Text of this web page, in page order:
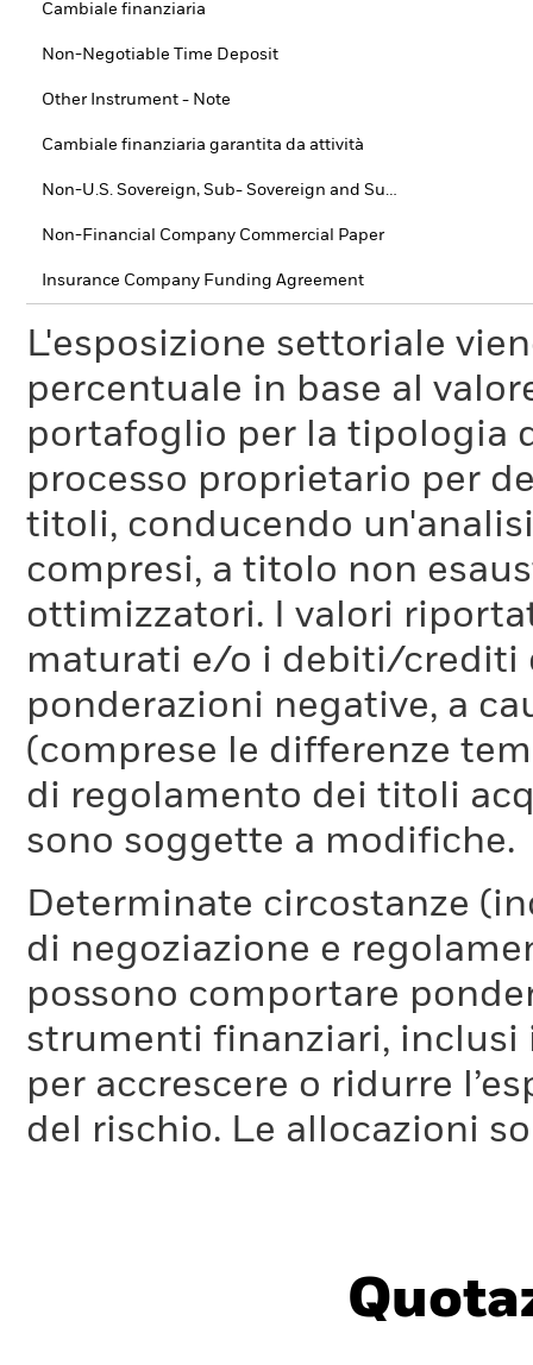
Cambiale finanziaria
Non-Negotiable Time Deposit
Other Instrument - Note
Cambiale finanziaria garantita da attività
Non-U.S. Sovereign, Sub- Sovereign and Supra-National debt
Non-Financial Company Commercial Paper
Insurance Company Funding Agreement
L'esposizione settoriale
percentuale in base al
portafoglio per la tipologia
processo proprietario per
titoli, conducendo
compresi, a titolo non
ottimizzatori. I valori
maturati e/o i debiti/crediti
ponderazioni negative, a
(comprese le differenze
di regolamento dei titoli
sono soggette a modifiche.
Determinate circostanze
di negoziazione e
possono comportare
strumenti finanziari, inclusi
per accrescere o ridurre
del rischio. Le allocazioni